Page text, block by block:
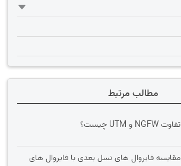
مطالب مرتبط
تفاوت NGFW و UTM چیست؟
مقایسه فایروال های نسل بعدی با فایروال های